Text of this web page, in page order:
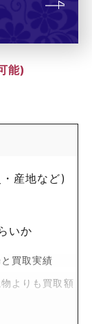
能)
産地など)
いか
買取実績
よりも買取額